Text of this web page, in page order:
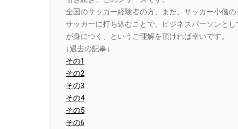
全国のサッカー経験者の方、また、サッカー小僧の
サッカーに打ち込むことで、ビジネスパーソンと
が身につく、というご理解を頂ければ幸いです。
↓過去の記事↓
その1
その2
その3
その4
その5
その6